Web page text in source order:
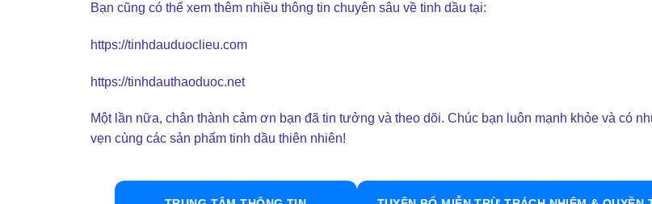
Bạn cũng có thể xem thêm nhiều thông tin chuyên sâu về tinh dầu tại:
https://tinhdauduoclieu.com
https://tinhdauthaoduoc.net
Một lần nữa, chân thành cảm ơn bạn đã tin tưởng và theo dõi. Chúc bạn luôn mạnh khỏe và có
vẹn cùng các sản phẩm tinh dầu thiên nhiên!